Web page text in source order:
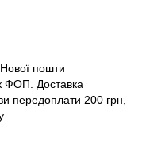
пошти
ФОП
Доставка
передоплати 200 грн,